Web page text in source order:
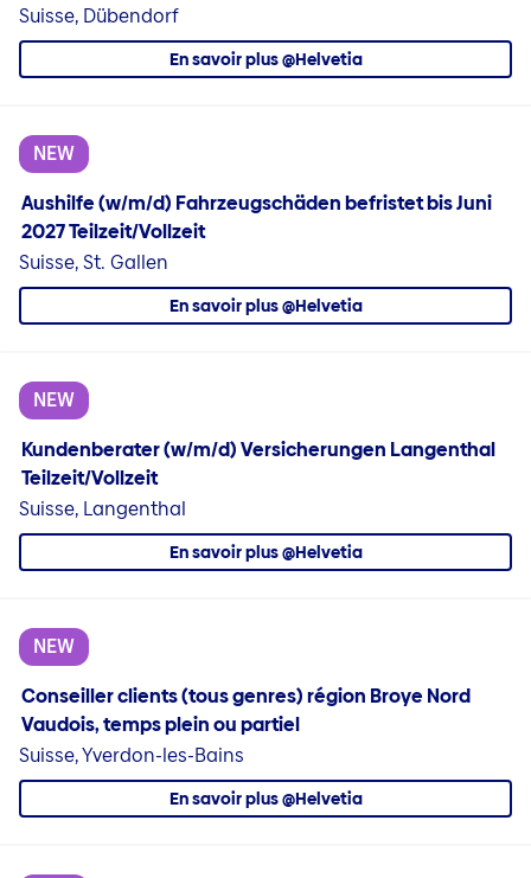
Suisse, Dübendorf
En savoir plus @Helvetia
NEW
Aushilfe (w/m/d) Fahrzeugschäden befristet bis Juni
2027 Teilzeit/Vollzeit
Suisse, St. Gallen
En savoir plus @Helvetia
NEW
Kundenberater (w/m/d) Versicherungen Langenthal
Teilzeit/Vollzeit
Suisse, Langenthal
En savoir plus @Helvetia
NEW
Conseiller clients (tous genres) région Broye Nord
Vaudois, temps plein ou partiel
Suisse, Yverdon-les-Bains
En savoir plus @Helvetia